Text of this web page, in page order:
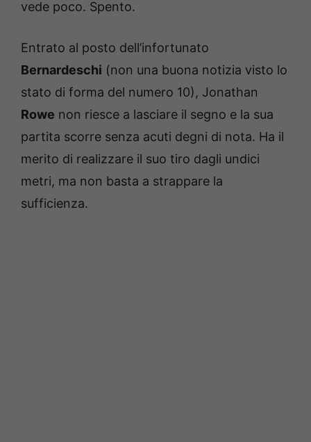
vede poco. Spento.
Entrato al posto dell’infortunato
Bernardeschi (non una buona notizia visto lo
stato di forma del numero 10), Jonathan
Rowe non riesce a lasciare il segno e la sua
partita scorre senza acuti degni di nota. Ha il
merito di realizzare il suo tiro dagli undici
metri, ma non basta a strappare la
sufficienza.